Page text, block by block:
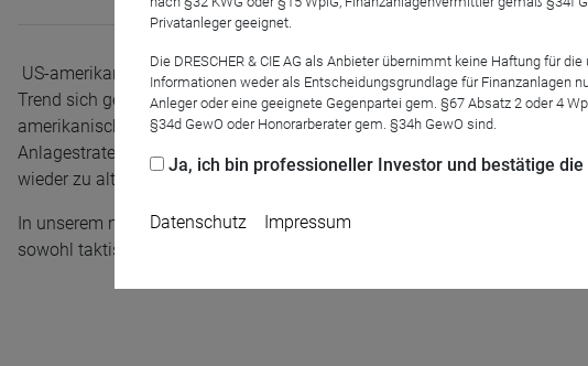
US-amerikanischen Aktien haben 15 erfolgreiche Börsenjahre hinter
Trend sich genauso fortsetzen wird. Doch das Blatt scheint sich
amerikanische Volkswirtschaft. Investoren müssen stärker denn je
Anlagestrategie in Frage stellt. Denn neben der Entwicklung der US-
wieder zu alter Stärke kommen wird.
In unserem nächsten Ben’s eCoffee wirft Andreas Metzler gemeinsam
sowohl taktischer als auch strategischer Natur vor.
Privatanleger geeignet.
Die DRESCHER & CIE AG als Anbieter übernimmt keine Haftung für
Informationen weder als Entscheidungsgrundlage für Finanzanlagen
Anleger oder eine geeignete Gegenpartei gem. §67 Absatz 2 oder 4
§34d GewO oder Honorarberater gem. §34h GewO sind.
Ja, ich bin professioneller Investor und bestätige
Datenschutz Impressum